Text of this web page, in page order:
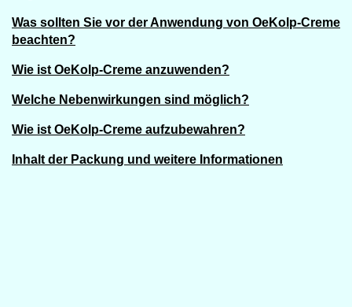
Was sollten Sie vor der Anwendung von OeKolp-Creme
beachten?
Wie ist OeKolp-Creme anzuwenden?
Welche Nebenwirkungen sind möglich?
Wie ist OeKolp-Creme aufzubewahren?
Inhalt der Packung und weitere Informationen